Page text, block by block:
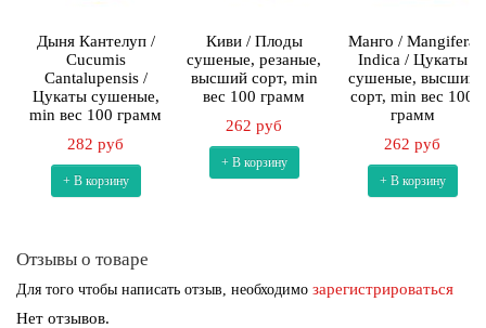
Дыня Кантелуп /
Cucumis
Сantalupensis /
Цукаты сушеные,
min вес 100 грамм
282 руб
+ В корзину
Киви / Плоды
сушеные, резаные,
высший сорт, min
вес 100 грамм
262 руб
+ В корзину
Манго / Mangifera
Indica / Цукаты
сушеные, высший
сорт, min вес 100
грамм
262 руб
+ В корзину
Отзывы о товаре
Для того чтобы написать отзыв, необходимо зарегистрироваться
Нет отзывов.